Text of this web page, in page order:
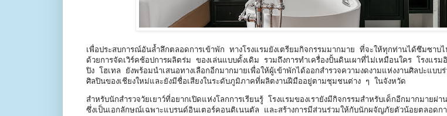
เพื่อประสบการณ์อันล้ำลึกตลอดการเข้าพัก ทางโรงแรมยังเตรียมกิจกรรมมากมาย ที่จะให้ทุกท่านได้ซึมซา
ด้วยการจัดเวิร์คช้อปการผลิตร่ม ของเล่นแบบดั้งเดิม รวมถึงการทำเครื่องปั้นดินเผาที่ไม่เหมือนใคร โรงแร
ปิง โฮเทล ยังพร้อมนำเสนอทางเลือกอีกมากมายเพื่อให้ผู้เข้าพักได้ออกสำรวจความงดงามแห่งงานศิลปะแบบ
ศิลปินของเชียงใหม่และยังมีชื่อเสียงในระดับภูมิภาคที่ผลิตงานฝีมืออยู่ตามชุมชนต่าง ๆ ในจังหวัด
สำหรับนักสำรวจวัยเยาว์ที่อยากเปิดแห่งโลกการเรียนรู้ โรงแรมของเรายังมีกิจกรรมสำหรับเด็กอีกมากมา
ซึ่งเป็นเอกลักษณ์เฉพาะแบรนด์อินเตอร์คอนติเนนตัล และสร้างการมีส่วนร่วมให้กับนักผจัญภัยตัวน้อยตลอดกา